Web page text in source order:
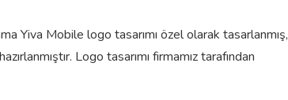
Yiva Mobile logo tasarımı özel olarak tasarlanmış,
Logo tasarımı firmamız tarafından